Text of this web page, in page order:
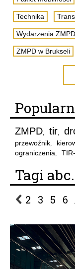
Technika
Wydarzenia ZMPD
ZMPD w Brukseli
ZMPD, tir,
przewoźnik,
ograniczenia,
Tagi
2 3 5 6